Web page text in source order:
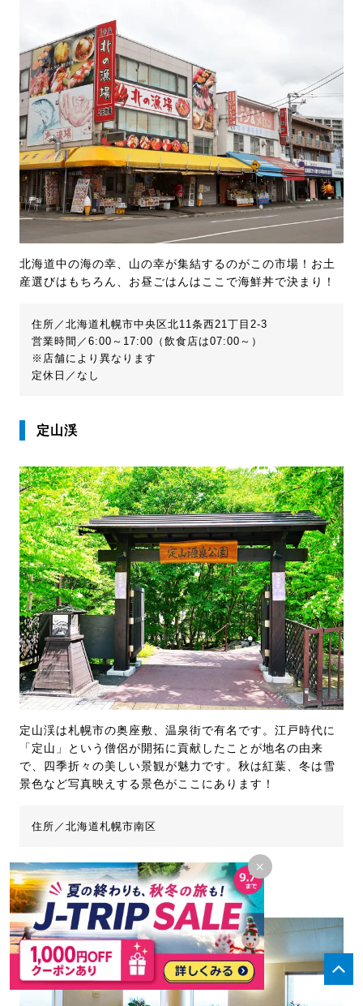
×
北海道中の海の幸、山の幸が集結するのがこの市場！お土
産選びはもちろん、お昼ごはんはここで海鮮丼で決まり！
住所／北海道札幌市中央区北11条西21丁目2-3
営業時間／6:00～17:00（飲食店は07:00～）
※店舗により異なります
定休日／なし
定山渓
定山渓は札幌市の奥座敷、温泉街で有名です。江戸時代に
「定山」という僧侶が開拓に貢献したことが地名の由来
で、四季折々の美しい景観が魅力です。秋は紅葉、冬は雪
景色など写真映えする景色がここにあります！
住所／北海道札幌市南区
スカイリゾートスパ「プラウブラン」